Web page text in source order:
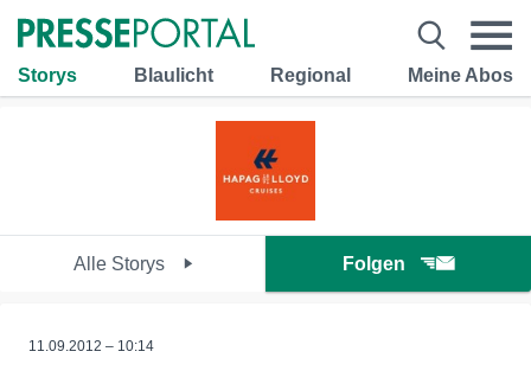
Storys Blaulicht Regional Meine Abos
Alle Storys Folgen
11.09.2012 – 10:14